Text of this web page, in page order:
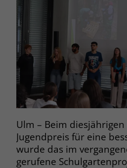
Ulm – Beim
Jugendpreis für eine
wurde das im
gerufene